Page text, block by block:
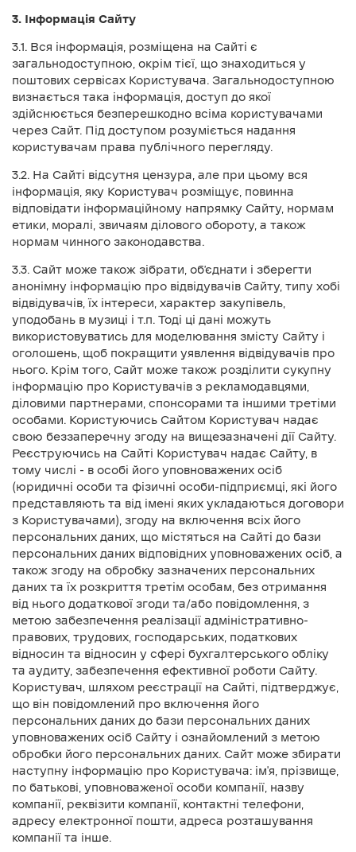
3. Інформація Сайту
3.1. Вся інформація, розміщена на Сайті є
загальнодоступною, окрім тієї, що знаходиться у
поштових сервісах Користувача. Загальнодоступною
визнається така інформація, доступ до якої
здійснюється безперешкодно всіма користувачами
через Сайт. Під доступом розуміється надання
користувачам права публічного перегляду.
3.2. На Сайті відсутня цензура, але при цьому вся
інформація, яку Користувач розміщує, повинна
відповідати інформаційному напрямку Сайту, нормам
етики, моралі, звичаям ділового обороту, а також
нормам чинного законодавства.
3.3. Сайт може також зібрати, об’єднати і зберегти
анонімну інформацію про відвідувачів Сайту, типу хобі
відвідувачів, їх інтереси, характер закупівель,
уподобань в музиці і т.п. Тоді ці дані можуть
використовуватись для моделювання змісту Сайту і
оголошень, щоб покращити уявлення відвідувачів про
нього. Крім того, Сайт може також розділити сукупну
інформацію про Користувачів з рекламодавцями,
діловими партнерами, спонсорами та іншими третіми
особами. Користуючись Сайтом Користувач надає
свою беззаперечну згоду на вищезазначені дії Сайту.
Реєструючись на Сайті Користувач надає Сайту, в
тому числі - в особі його уповноважених осіб
(юридичні особи та фізичні особи-підприємці, які його
представляють та від імені яких укладаються договори
з Користувачами), згоду на включення всіх його
персональних даних, що містяться на Сайті до бази
персональних даних відповідних уповноважених осіб, а
також згоду на обробку зазначених персональних
даних та їх розкриття третім особам, без отримання
від нього додаткової згоди та/або повідомлення, з
метою забезпечення реалізації адміністративно-
правових, трудових, господарських, податкових
відносин та відносин у сфері бухгалтерського обліку
та аудиту, забезпечення ефективної роботи Сайту.
Користувач, шляхом реєстрації на Сайті, підтверджує,
що він повідомлений про включення його
персональних даних до бази персональних даних
уповноважених осіб Сайту і ознайомлений з метою
обробки його персональних даних. Сайт може збирати
наступну інформацію про Користувача: ім'я, прізвище,
по батькові, уповноваженої особи компанії, назву
компанії, реквізити компанії, контактні телефони,
адресу електронної пошти, адреса розташування
компанії та інше.